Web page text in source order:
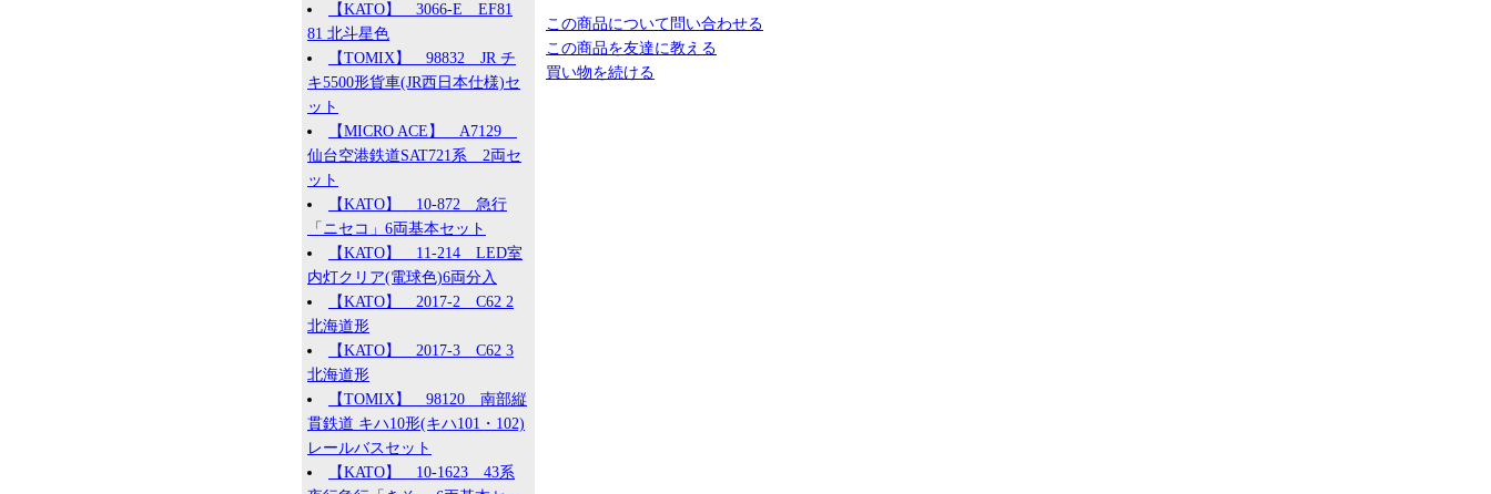
【KATO】 3066-E EF81
81 北斗星色
【TOMIX】 98832 JR チ
キ5500形貨車(JR西日本仕様)セ
ット
【MICRO ACE】 A7129
仙台空港鉄道SAT721系 2両セ
ット
【KATO】 10-872 急行
「ニセコ」6両基本セット
【KATO】 11-214 LED室
内灯クリア(電球色)6両分入
【KATO】 2017-2 C62 2
北海道形
【KATO】 2017-3 C62 3
北海道形
【TOMIX】 98120 南部縦
貫鉄道 キハ10形(キハ101・102)
レールバスセット
【KATO】 10-1623 43系
この商品について問い合わせる
この商品を友達に教える
買い物を続ける